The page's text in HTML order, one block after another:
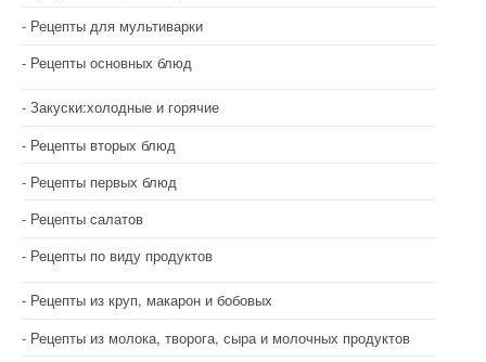
Рецепты для мультиварки
Рецепты основных блюд
Закуски:холодные и горячие
Рецепты вторых блюд
Рецепты первых блюд
Рецепты салатов
Рецепты по виду продуктов
Рецепты из круп, макарон и бобовых
Рецепты из молока, творога, сыра и молочных продуктов